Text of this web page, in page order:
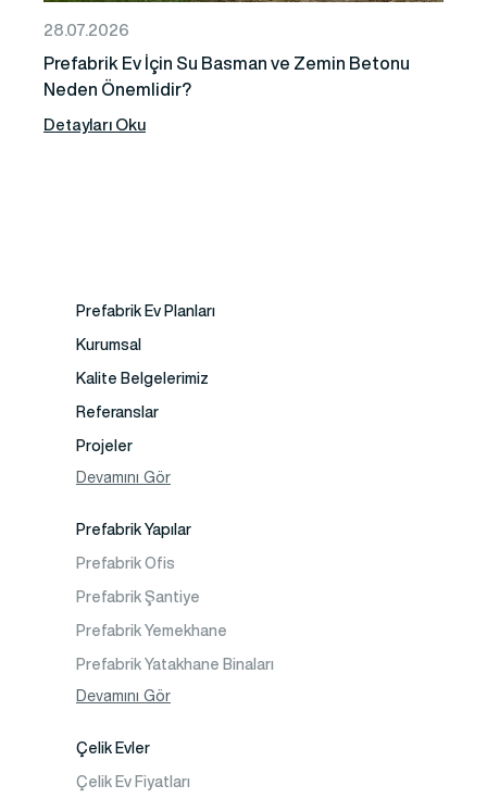
28.07.2026
Prefabrik Ev İçin Su Basman ve Zemin Betonu
Neden Önemlidir?
Detayları Oku
Prefabrik Ev Planları
Kurumsal
Kalite Belgelerimiz
Referanslar
Projeler
Fotoğraf Galeri
Devamını Gör
Prefabrik Yapılar
Prefabrik Ofis
Prefabrik Şantiye
Prefabrik Yemekhane
Prefabrik Yatakhane Binaları
Prefabrik Dükkan
Devamını Gör
Çelik Evler
Çelik Ev Fiyatları